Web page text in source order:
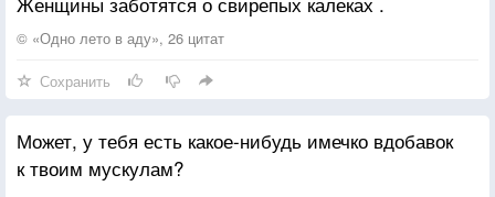
несоразмерность вине и, пожалуй, в довесок
нагрузит еще пару требований; если же он, сделав
трудом, то она же потом, когда все уляжется, будет
оправдываться, что заставляет его против воли.
© «Одно лето в аду», 26 цитат
Сохранить
Может, у тебя есть какое-нибудь имечко вдобавок
к твоим мускулам?